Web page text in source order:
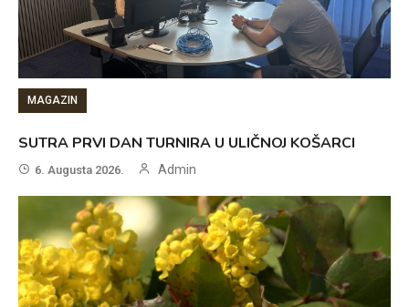
MAGAZIN
SUTRA PRVI DAN TURNIRA U ULIČNOJ KOŠARCI
6. Augusta 2026. Admin